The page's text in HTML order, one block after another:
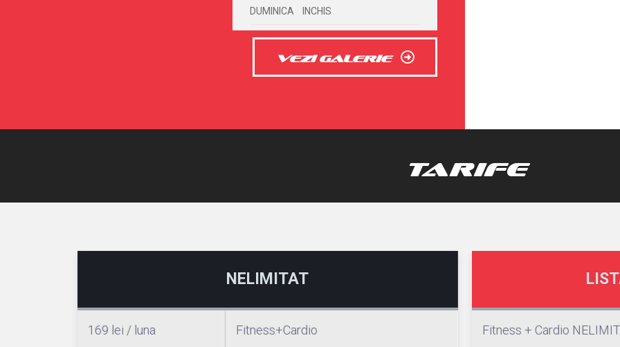
DUMINICA INCHIS
VEZI GALERIE
TARIFE
NELIMITAT
169 lei / luna Fitness+Cardio Fitness + Cardio